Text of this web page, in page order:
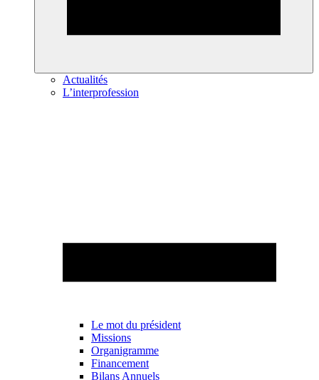
Actualités
L’interprofession
Le mot du président
Missions
Organigramme
Financement
Bilans Annuels